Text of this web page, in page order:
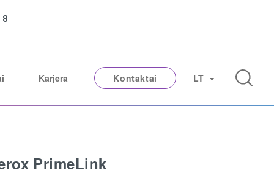
8
Karjera Kontaktai LT
PrimeLink